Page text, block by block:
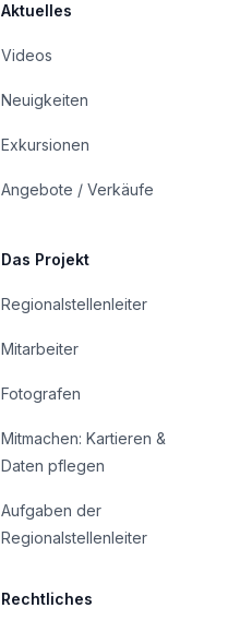
Aktuelles
Videos
Neuigkeiten
Exkursionen
Angebote / Verkäufe
Das Projekt
Regionalstellenleiter
Mitarbeiter
Fotografen
Mitmachen: Kartieren &
Daten pflegen
Aufgaben der
Regionalstellenleiter
Rechtliches